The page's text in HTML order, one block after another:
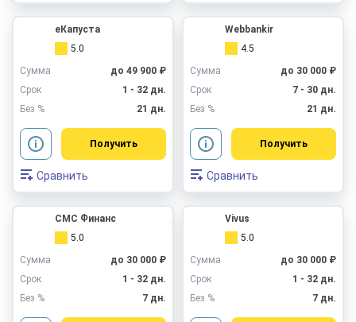
еКапуста
5.0
Сумма
до 49 900 ₽
Срок
1 - 32 дн.
Без %
21 дн.
Получить
Сравнить
Webbankir
4.5
Сумма
до 30 000 ₽
Срок
7 - 30 дн.
Без %
21 дн.
Получить
Сравнить
СМС Финанс
5.0
Сумма
до 30 000 ₽
Срок
1 - 32 дн.
Без %
7 дн.
Vivus
5.0
Сумма
до 30 000 ₽
Срок
1 - 32 дн.
Без %
7 дн.